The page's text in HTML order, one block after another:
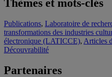
Thèmes et mots-clés
Publications, Laboratoire de
transformations des industries
électronique (LATICCE), Articles
Découvrabilité
Partenaires